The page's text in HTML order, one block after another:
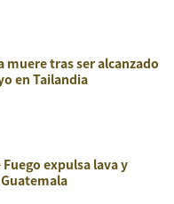
muere tras ser alcanzado
en Tailandia
expulsa lava y